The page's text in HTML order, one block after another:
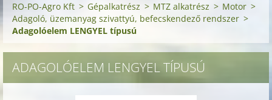
RO-PO-Agro Kft > Gépalkatrész > MTZ alkatrész > Motor >
Adagoló, üzemanyag szivattyú, befecskendező rendszer >
Adagolóelem LENGYEL típusú
ADAGOLÓELEM LENGYEL TÍPUSÚ